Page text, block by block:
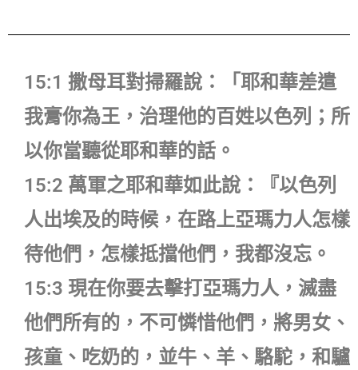
15:1 撒母耳對掃羅說：「耶和華差遣
我膏你為王，治理他的百姓以色列；所
以你當聽從耶和華的話。
15:2 萬軍之耶和華如此說：『以色列
人出埃及的時候，在路上亞瑪力人怎樣
待他們，怎樣抵擋他們，我都沒忘。
15:3 現在你要去擊打亞瑪力人，滅盡
他們所有的，不可憐惜他們，將男女、
孩童、吃奶的，並牛、羊、駱駝，和驢